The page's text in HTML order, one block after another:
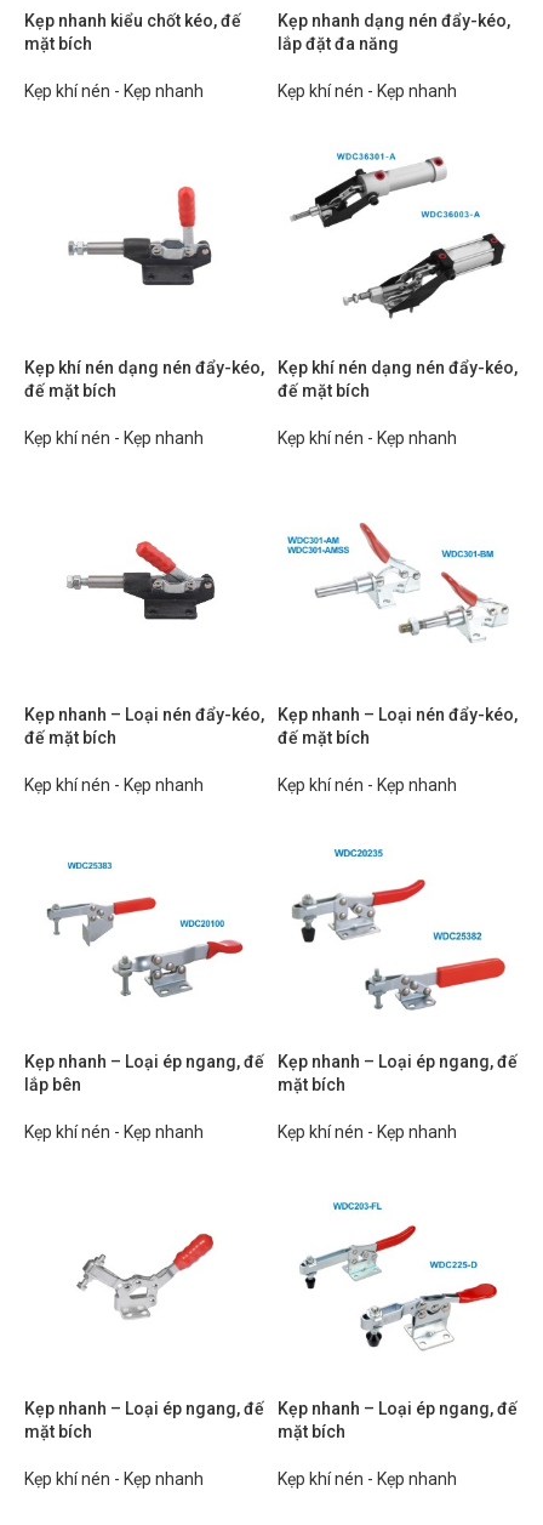
Kẹp nhanh kiểu chốt kéo, đế
mặt bích
Kẹp khí nén - Kẹp nhanh
Kẹp nhanh dạng nén đẩy-kéo,
lắp đặt đa năng
Kẹp khí nén - Kẹp nhanh
Kẹp khí nén dạng nén đẩy-kéo,
đế mặt bích
Kẹp khí nén - Kẹp nhanh
Kẹp khí nén dạng nén đẩy-kéo,
đế mặt bích
Kẹp khí nén - Kẹp nhanh
Kẹp nhanh – Loại nén đẩy-kéo,
đế mặt bích
Kẹp khí nén - Kẹp nhanh
Kẹp nhanh – Loại nén đẩy-kéo,
đế mặt bích
Kẹp khí nén - Kẹp nhanh
Kẹp nhanh – Loại ép ngang, đế
lắp bên
Kẹp khí nén - Kẹp nhanh
Kẹp nhanh – Loại ép ngang, đế
mặt bích
Kẹp khí nén - Kẹp nhanh
Kẹp nhanh – Loại ép ngang, đế
mặt bích
Kẹp khí nén - Kẹp nhanh
Kẹp nhanh – Loại ép ngang, đế
mặt bích
Kẹp khí nén - Kẹp nhanh